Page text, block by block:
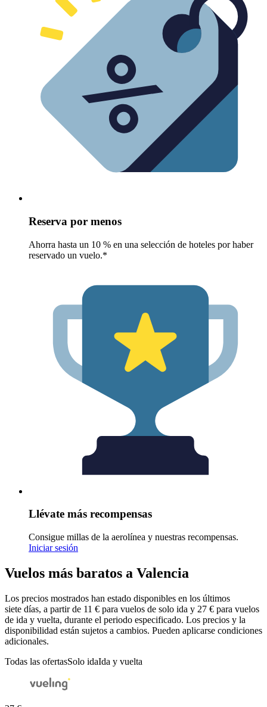
Reserva por menos
Ahorra hasta un 10 % en una selección de hoteles por haber
reservado un vuelo.*
Llévate más recompensas
Consigue millas de la aerolínea y nuestras recompensas.
Iniciar sesión
Vuelos más baratos a Valencia
Los precios mostrados han estado disponibles en los últimos
siete días, a partir de 11 € para vuelos de solo ida y 27 € para vuelos
de ida y vuelta, durante el periodo especificado. Los precios y la
disponibilidad están sujetos a cambios. Pueden aplicarse condiciones
adicionales.
Todas las ofertasSolo idaIda y vuelta